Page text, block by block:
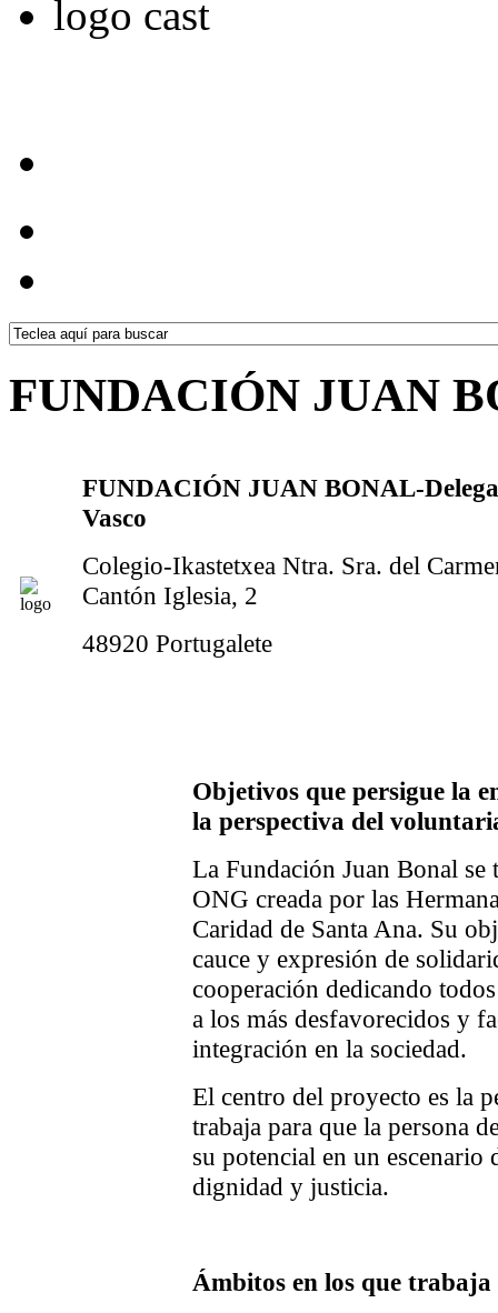
FUNDACIÓN JUAN
FUNDACIÓN JUAN BONAL-
Vasco
Colegio-Ikastetxea Ntra. Sra. del
Cantón Iglesia, 2
48920 Portugalete
Objetivos que persigue la
la perspectiva del
La Fundación Juan Bonal se
ONG creada por las
Caridad de Santa Ana. Su
cauce y expresión de
cooperación dedicando
a los más desfavorecidos y
integración en la sociedad.
El centro del proyecto es la
trabaja para que la persona
su potencial en un escenario
dignidad y justicia.
Ámbitos en los que trabaja